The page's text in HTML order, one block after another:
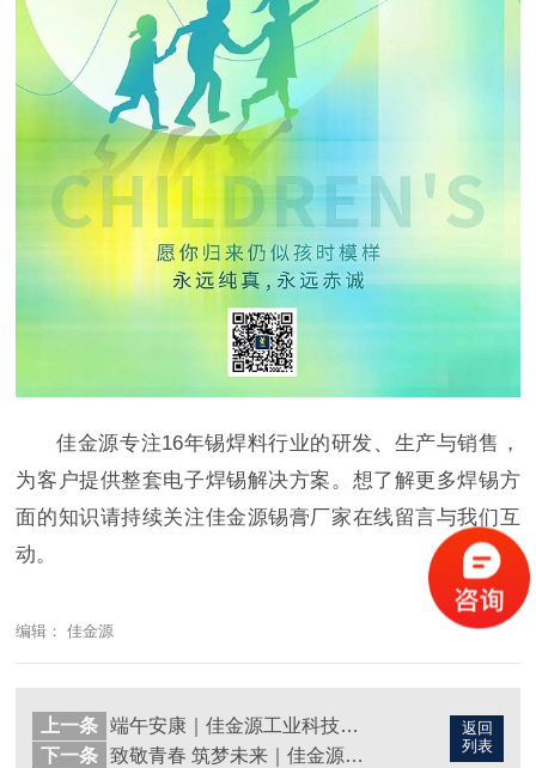
佳金源专注16年锡焊料行业的研发、生产与销售，
为客户提供整套电子焊锡解决方案。想了解更多焊锡方
面的知识请持续关注佳金源锡膏厂家在线留言与我们互
动。
编辑： 佳金源
返回
列表
上一条
端午安康｜佳金源工业科技有限公司2024年端午节放假通知
下一条
致敬青春 筑梦未来｜佳金源祝大家五四青年节快乐！